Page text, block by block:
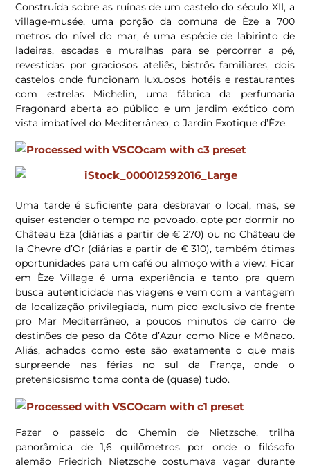
Construída sobre as ruínas de um castelo do século XII, a
village-musée, uma porção da comuna de Èze a 700
metros do nível do mar, é uma espécie de labirinto de
ladeiras, escadas e muralhas para se percorrer a pé,
revestidas por graciosos ateliês, bistrôs familiares, dois
castelos onde funcionam luxuosos hotéis e restaurantes
com estrelas Michelin, uma fábrica da perfumaria
Fragonard aberta ao público e um jardim exótico com
vista imbatível do Mediterrâneo, o Jardin Exotique d’Èze.
Uma tarde é suficiente para desbravar o local, mas, se
quiser estender o tempo no povoado, opte por dormir no
Château Eza (diárias a partir de € 270) ou no Château de
la Chevre d’Or (diárias a partir de € 310), também ótimas
oportunidades para um café ou almoço with a view. Ficar
em Èze Village é uma experiência e tanto pra quem
busca autenticidade nas viagens e vem com a vantagem
da localização privilegiada, num pico exclusivo de frente
pro Mar Mediterrâneo, a poucos minutos de carro de
destinões de peso da Côte d’Azur como Nice e Mônaco.
Aliás, achados como este são exatamente o que mais
surpreende nas férias no sul da França, onde o
pretensiosismo toma conta de (quase) tudo.
Fazer o passeio do Chemin de Nietzsche, trilha
panorâmica de 1,6 quilômetros por onde o filósofo
alemão Friedrich Nietzsche costumava vagar durante